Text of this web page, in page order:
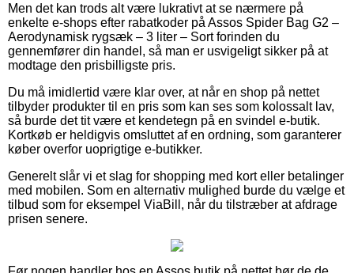
Men det kan trods alt være lukrativt at se nærmere på
enkelte e-shops efter rabatkoder på Assos Spider Bag G2 –
Aerodynamisk rygsæk – 3 liter – Sort forinden du
gennemfører din handel, så man er usvigeligt sikker på at
modtage den prisbilligste pris.
Du må imidlertid være klar over, at når en shop på nettet
tilbyder produkter til en pris som kan ses som kolossalt lav,
så burde det tit være et kendetegn på en svindel e-butik.
Kortkøb er heldigvis omsluttet af en ordning, som garanterer
køber overfor uoprigtige e-butikker.
Generelt slår vi et slag for shopping med kort eller betalinger
med mobilen. Som en alternativ mulighed burde du vælge et
tilbud som for eksempel ViaBill, når du tilstræber at afdrage
prisen senere.